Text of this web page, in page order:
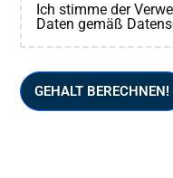
Ich stimme der
Daten gemäß
GEHALT BERECHNEN!